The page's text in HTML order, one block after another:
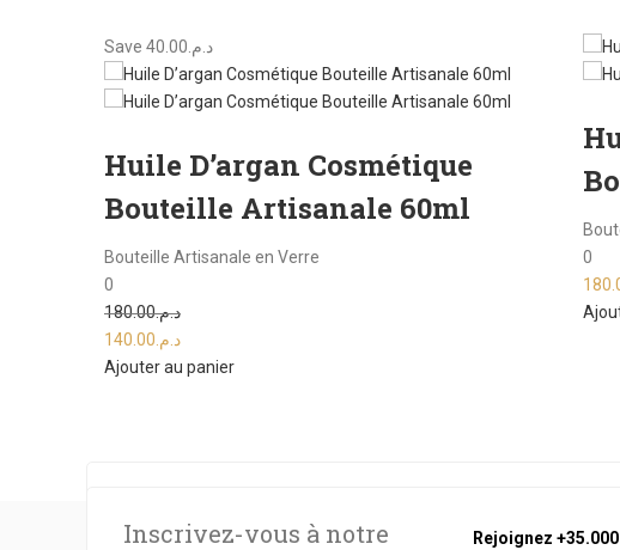
Save د.م.40.00
Huile D’argan Cosmétique
Bouteille Artisanale 60ml
Bouteille Artisanale en Verre
0
د.م.180.00
د.م. 140.00
Ajouter au panier
0
Inscrivez-vous à notre
Rejoignez